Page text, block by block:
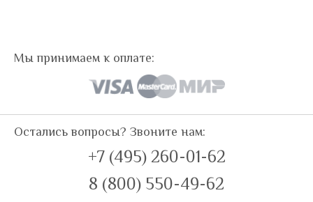
Мы принимаем к оплате:
Остались вопросы? Звоните нам:
+7 (495) 260-01-62
8 (800) 550-49-62